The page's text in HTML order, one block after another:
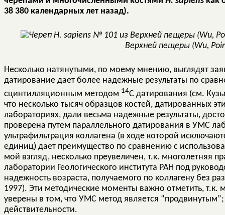
38 380 календарных лет назад).
Верхней пещеры (Wu,
Несколько натянутыми, по моему мнению, выглядят
датирование дает более надежные результаты по
сцинтилляционным методом 14С датирования (см.
что несколько тысяч образцов костей, датированных
лабораториях, дали весьма надежные результаты,
проверена путем параллельного датирования в УМС
ультрафильтрация коллагена (в ходе которой
единиц) дает преимущество по сравнению с
мой взгляд, несколько преувеличен, т.к. многолетняя
лаборатории Геологического института РАН под
надежность возраста, получаемого по коллагену без
1997). Эти методические моменты важно отметить, т.к.
уверены в том, что УМС метод является
действительности.